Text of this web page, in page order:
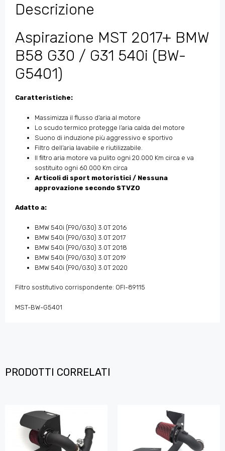
Descrizione
Aspirazione MST 2017+ BMW
B58 G30 / G31 540i (BW-
G5401)
Caratteristiche:
Massimizza il flusso d’aria al motore
Lo scudo termico protegge l’aria calda del motore
Suono di induzione più aggressivo e sportivo
Filtro dell’aria lavabile e riutilizzabile.
Il filtro aria motore va pulito ogni 20.000 Km circa e va
sostituito ogni 60.000 Km circa
Articoli di sport motoristici / Nessuna
approvazione secondo STVZO
Adatto a:
BMW 540i (F90/G30) 3.0T 2016
BMW 540i (F90/G30) 3.0T 2017
BMW 540i (F90/G30) 3.0T 2018
BMW 540i (F90/G30) 3.0T 2019
BMW 540i (F90/G30) 3.0T 2020
Filtro sostitutivo corrispondente: OFI-89115
MST-BW-G5401
PRODOTTI CORRELATI